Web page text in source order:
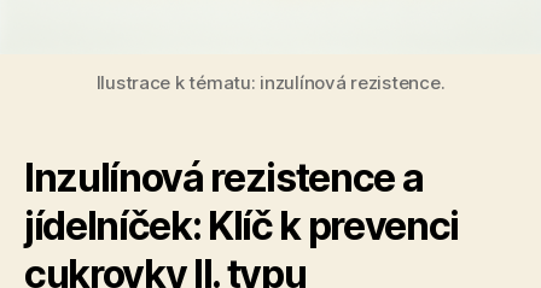
Ilustrace k tématu: inzulínová rezistence.
Inzulínová rezistence a
jídelníček: Klíč k prevenci
cukrovky II. typu